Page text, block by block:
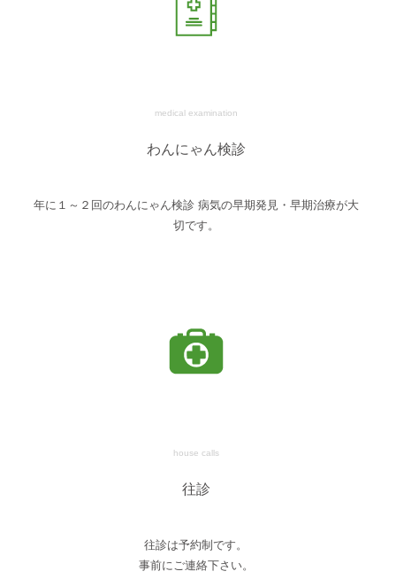
medical examination
わんにゃん検診
年に１～２回のわんにゃん検診 病気の早期発見・早期治療が大
切です。
house calls
往診
往診は予約制です。
事前にご連絡下さい。